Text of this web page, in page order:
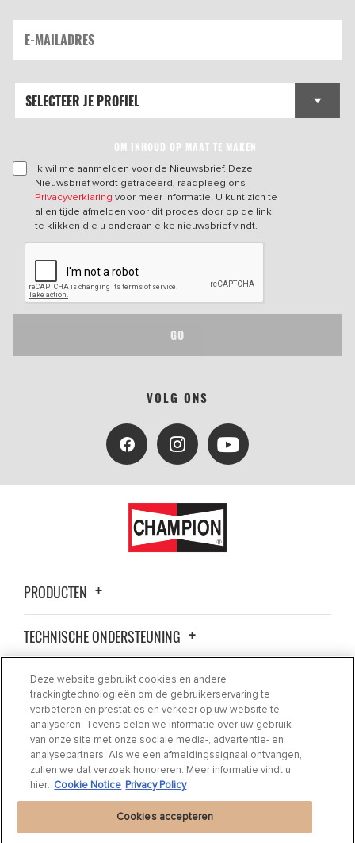
OM INHOUD OP MAAT TE MAKEN
Ik wil me aanmelden voor de Nieuwsbrief. Deze
Nieuwsbrief wordt getraceerd, raadpleeg ons
Privacyverklaring voor meer informatie. U kunt zich te
allen tijde afmelden voor dit proces door op de link
te klikken die u onderaan elke nieuwsbrief vindt.
GO
VOLG ONS
PRODUCTEN
TECHNISCHE ONDERSTEUNING
OVER ONS
CONTACT
WAAR AANKOPEN
Deze website gebruikt cookies en andere
trackingtechnologieën om de gebruikerservaring te
verbeteren en prestaties en verkeer op uw website te
analyseren. Tevens delen we informatie over uw gebruik
van onze site met onze sociale media-, advertentie- en
analysepartners. Als we een afmeldingssignaal ontvangen,
zullen we dat verzoek honoreren. Meer informatie vindt u
hier: Cookie Notice Privacy Policy
Cookies accepteren